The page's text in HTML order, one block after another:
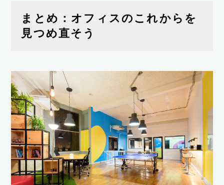
まとめ：オフィスのこれからを
見つめ直そう